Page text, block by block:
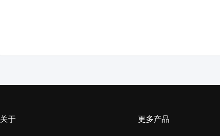
关于 更多产品